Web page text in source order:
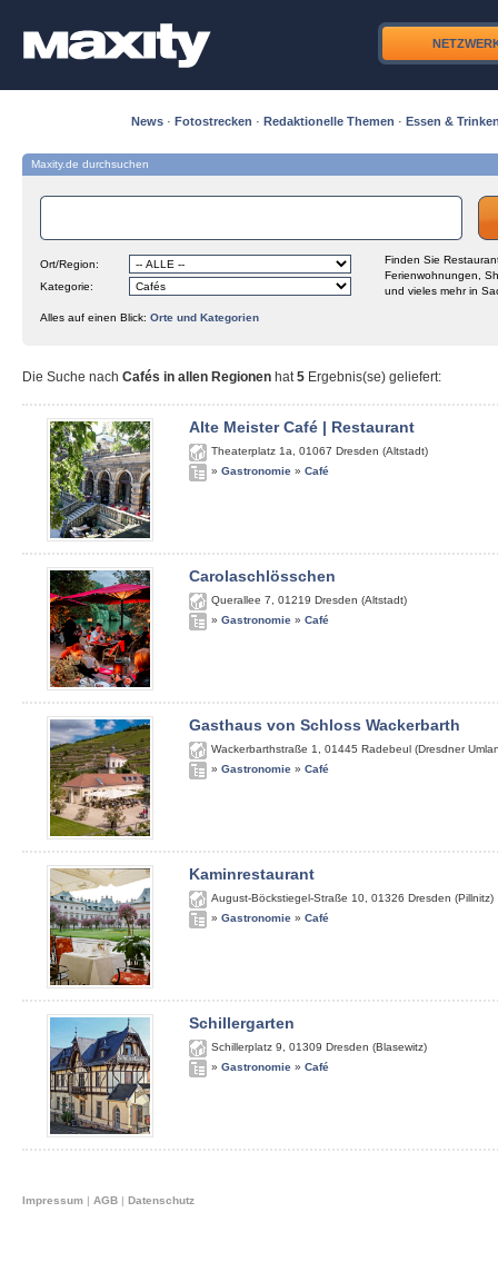
News · Fotostrecken · Redaktionelle Themen · Essen &
Maxity.de durchsuchen
Ort/Region:
Kategorie:
Finden Sie
Ferienwohnungen,
und vieles mehr in
Alles auf einen Blick: Orte und Kategorien
Die Suche nach Cafés in allen Regionen hat5 Ergebnis(se) geliefert:
Alte Meister Café | Restaurant
Theaterplatz 1a 01067 Dresden (Altstadt)
» Gastronomie » Café
Carolaschlösschen
Querallee 7 01219 Dresden (Altstadt)
» Gastronomie » Café
Gasthaus von Schloss Wackerbarth
Wackerbarthstraße 1 01445 Radebeul (Dresdner
» Gastronomie » Café
Kaminrestaurant
August-Böckstiegel-Straße 10 01326 Dresden (Pillnitz)
» Gastronomie » Café
Schillergarten
Schillerplatz 9 01309 Dresden (Blasewitz)
» Gastronomie » Café
Impressum | AGB | Datenschutz